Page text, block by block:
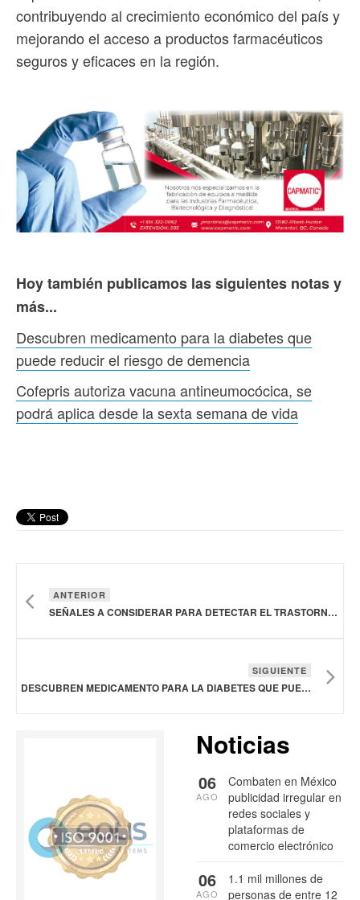
contribuyendo al crecimiento económico del país y
mejorando el acceso a productos farmacéuticos
seguros y eficaces en la región.
Hoy también publicamos las siguientes notas y
más...
Descubren medicamento para la diabetes que
puede reducir el riesgo de demencia
Cofepris autoriza vacuna antineumocócica, se
podrá aplica desde la sexta semana de vida
ANTERIOR
SEÑALES A CONSIDERAR PARA DETECTAR EL TRASTORNO DEL ESPECTRO AUTISTA NIVEL 1: ESPECIALISTAS
SIGUIENTE
DESCUBREN MEDICAMENTO PARA LA DIABETES QUE PUEDE REDUCIR EL RIESGO DE DEMENCIA
Noticias
Combaten en México
publicidad irregular en
redes sociales y
plataformas de
comercio electrónico
06
AGO
1.1 mil millones de
personas de entre 12
06
AGO